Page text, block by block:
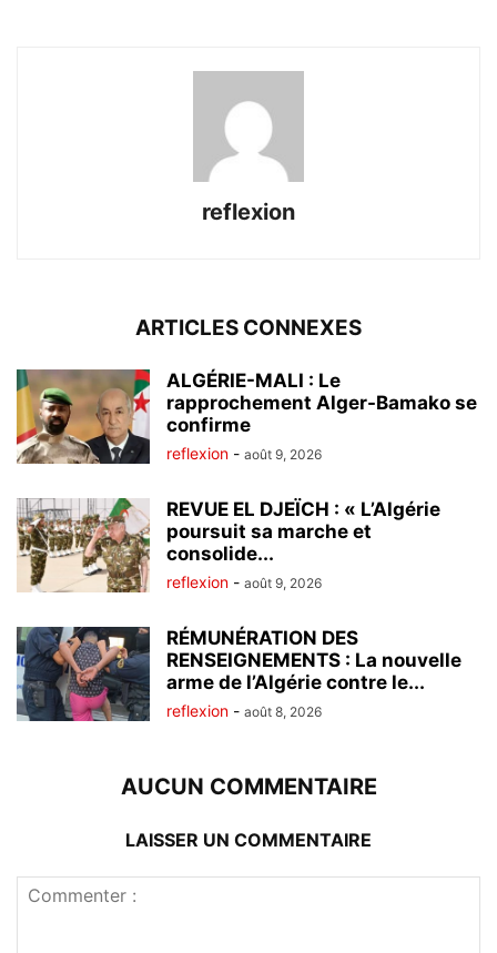
reflexion
ARTICLES CONNEXES
ALGÉRIE-MALI : Le
rapprochement Alger-Bamako se
confirme
reflexion - août 9, 2026
REVUE EL DJEÏCH : « L’Algérie
poursuit sa marche et
consolide...
reflexion - août 9, 2026
RÉMUNÉRATION DES
RENSEIGNEMENTS : La nouvelle
arme de l’Algérie contre le...
reflexion - août 8, 2026
AUCUN COMMENTAIRE
LAISSER UN COMMENTAIRE